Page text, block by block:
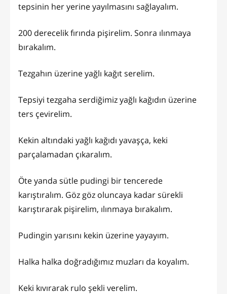
tepsinin her yerine yayılmasını sağlayalım.
200 derecelik fırında pişirelim. Sonra ılınmaya
bırakalım.
Tezgahın üzerine yağlı kağıt serelim.
Tepsiyi tezgaha serdiğimiz yağlı kağıdın üzerine
ters çevirelim.
Kekin altındaki yağlı kağıdı yavaşça, keki
parçalamadan çıkaralım.
Öte yanda sütle pudingi bir tencerede
karıştıralım. Göz göz oluncaya kadar sürekli
karıştırarak pişirelim, ılınmaya bırakalım.
Pudingin yarısını kekin üzerine yayayım.
Halka halka doğradığımız muzları da koyalım.
Keki kıvırarak rulo şekli verelim.